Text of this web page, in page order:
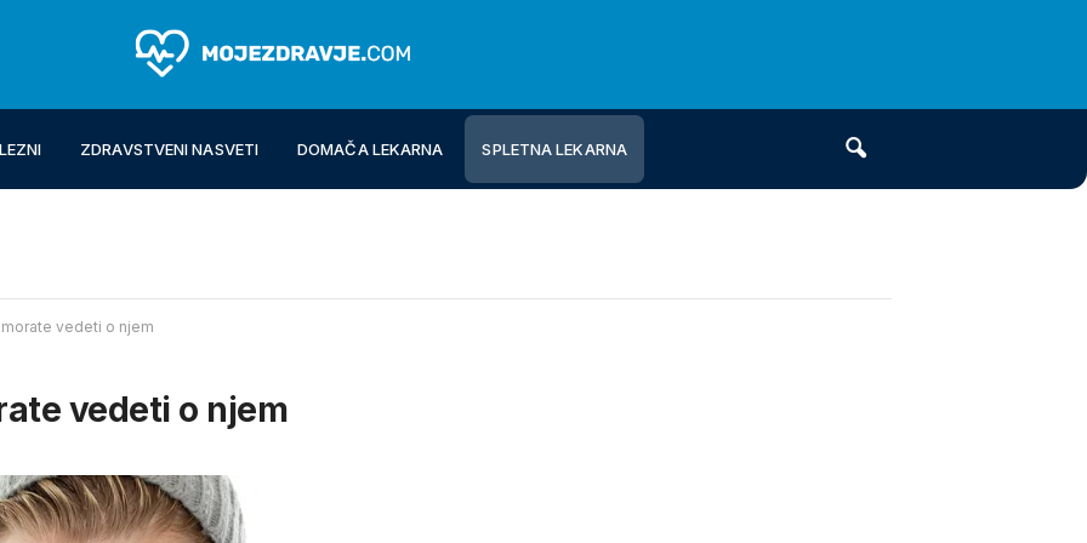
ZDRAVSTVENI NASVETI DOMAČA LEKARNA SPLETNA LEKARNA
vedeti o njem
vedeti o njem